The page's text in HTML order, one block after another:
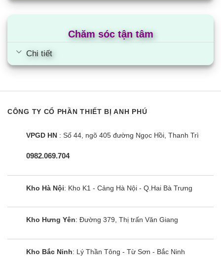
Tủ lạnh Funiki FR-91DSU | 91L 1
Chăm sóc tận tâm
Chi tiết
CÔNG TY CỔ PHẦN THIẾT BỊ ANH PHÚ
VPGD HN : Số 44, ngõ 405 đường Ngọc Hồi, Thanh Trì
0982.069.704
Kho Hà Nội: Kho K1 - Cảng Hà Nội - Q.Hai Bà Trưng
Kho Hưng Yên: Đường 379, Thị trấn Văn Giang
Kho Bắc Ninh: Lý Thần Tông - Từ Sơn - Bắc Ninh